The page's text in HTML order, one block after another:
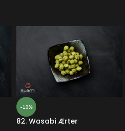
-10%
82. Wasabi Ærter